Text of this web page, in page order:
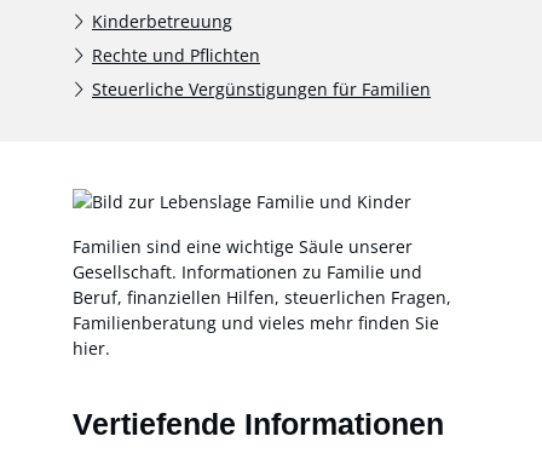
Kinderbetreuung
Rechte und Pflichten
Steuerliche Vergünstigungen für Familien
Familien sind eine wichtige Säule unserer
Gesellschaft. Informationen zu Familie und
Beruf, finanziellen Hilfen, steuerlichen Fragen,
Familienberatung und vieles mehr finden Sie
hier.
Vertiefende Informationen